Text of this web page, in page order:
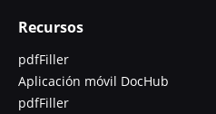
Recursos
pdfFiller
Aplicación móvil DocHub
pdfFiller